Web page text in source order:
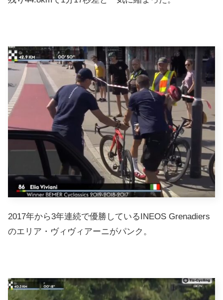
2017年から3年連続で優勝しているINEOS Grenadiers
のエリア・ヴィヴィアーニがパンク。